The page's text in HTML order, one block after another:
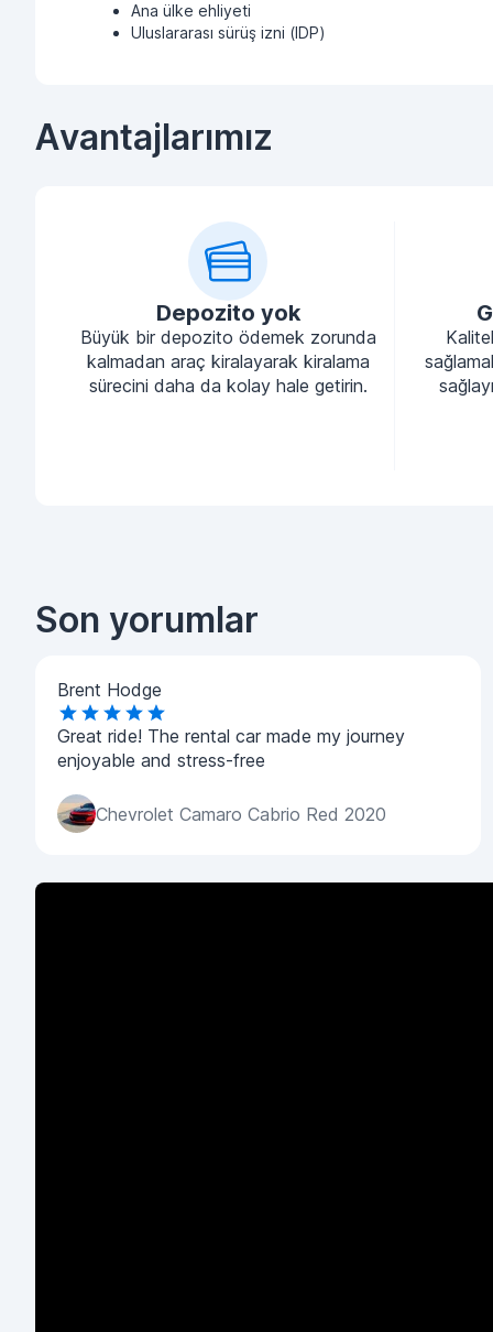
Ana ülke ehliyeti
Uluslararası sürüş izni (IDP)
Avantajlarımız
Depozito yok
Büyük bir depozito ödemek zorunda
kalmadan araç kiralayarak kiralama
sürecini daha da kolay hale getirin.
Son yorumlar
Brent Hodge
Great ride! The rental car made my journey
enjoyable and stress-free
Chevrolet Camaro Cabrio Red 2020